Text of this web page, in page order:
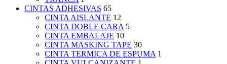
CINTAS ADHESIVAS 65
CINTA AISLANTE 12
CINTA DOBLE CARA 5
CINTA EMBALAJE 10
CINTA MASKING TAPE 30
CINTA TERMICA DE ESPUMA 1